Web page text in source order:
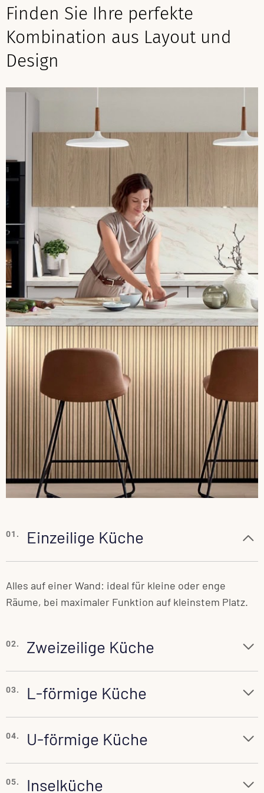
Finden Sie Ihre perfekte
Kombination aus Layout und
Design
01. Einzeilige Küche
Alles auf einer Wand: ideal für kleine oder enge
Räume, bei maximaler Funktion auf kleinstem Platz.
02. Zweizeilige Küche
03. L-förmige Küche
04. U-förmige Küche
05. Inselküche